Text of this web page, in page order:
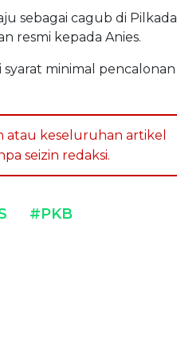
sebagai cagub di Pilkada
resmi kepada Anies.
minimal pencalonan
atau keseluruhan artikel
seizin redaksi.
#PKB